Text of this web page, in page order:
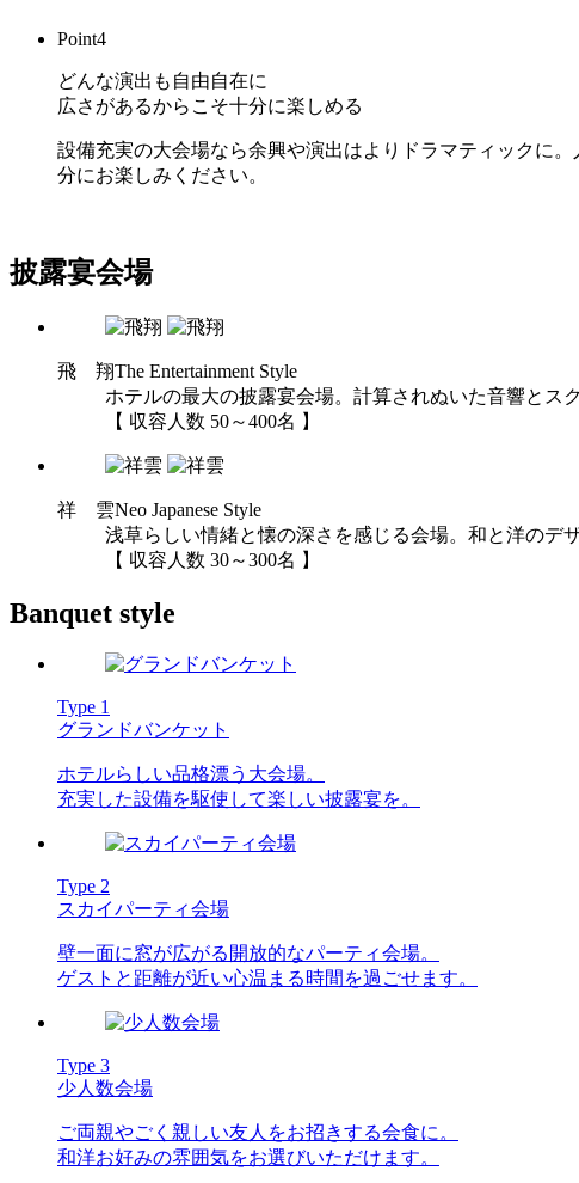
Point4
どんな演出も自由自在に
広さがあるからこそ十分に楽しめる
設備充実の大会場なら余興や演出はよりドラマティックに
分にお楽しみください。
披露宴会場
飛 翔The Entertainment Style
ホテルの最大の披露宴会場。計算されぬいた音響とス
【 収容人数 50～400名 】
祥 雲Neo Japanese Style
浅草らしい情緒と懐の深さを感じる会場。和と洋のデ
【 収容人数 30～300名 】
Banquet style
Type 1
グランドバンケット
ホテルらしい品格漂う大会場。
充実した設備を駆使して楽しい披露宴を。
Type 2
スカイパーティ会場
壁一面に窓が広がる開放的なパーティ会場。
ゲストと距離が近い心温まる時間を過ごせます。
Type 3
少人数会場
ご両親やごく親しい友人をお招きする会食に。
和洋お好みの雰囲気をお選びいただけます。